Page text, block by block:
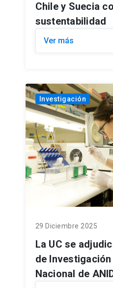
Chile y Suecia
sustentabilidad
Ver más
Investigación
29 Diciembre 2025
La UC se
de
Nacional de